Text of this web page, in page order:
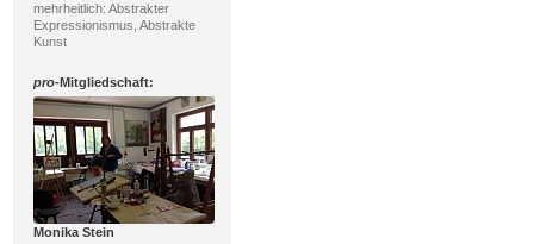
mehrheitlich: Abstrakter
Expressionismus, Abstrakte
Kunst
pro-Mitgliedschaft:
Monika Stein